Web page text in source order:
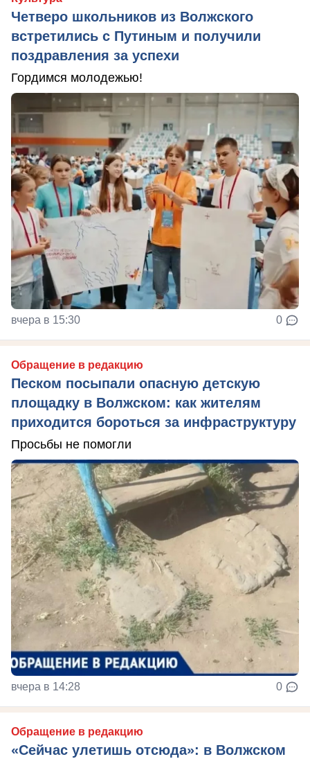
Четверо школьников из Волжского
встретились с Путиным и получили
поздравления за успехи
Гордимся молодежью!
вчера в 15:30 0
Обращение в редакцию
Песком посыпали опасную детскую
площадку в Волжском: как жителям
приходится бороться за инфраструктуру
Просьбы не помогли
вчера в 14:28 0
Обращение в редакцию
«Сейчас улетишь отсюда»: в Волжском